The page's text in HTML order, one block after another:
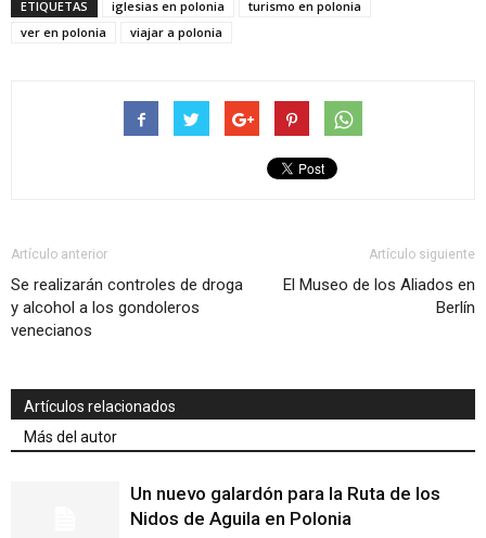
ETIQUETAS iglesias en polonia
turismo en polonia
ver en polonia
viajar a polonia
Artículo anterior
Se realizarán controles de droga
y alcohol a los gondoleros
venecianos
Artículo siguiente
El Museo de los Aliados en
Berlín
Artículos relacionados
Más del autor
Un nuevo galardón para la Ruta de los
Nidos de Aguila en Polonia